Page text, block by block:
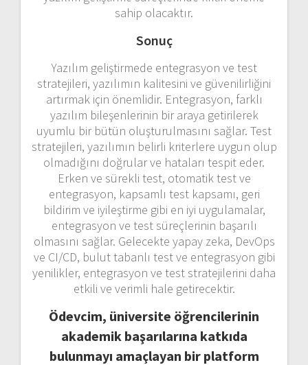
sahip olacaktır.
Sonuç
Yazılım geliştirmede entegrasyon ve test
stratejileri, yazılımın kalitesini ve güvenilirliğini
artırmak için önemlidir. Entegrasyon, farklı
yazılım bileşenlerinin bir araya getirilerek
uyumlu bir bütün oluşturulmasını sağlar. Test
stratejileri, yazılımın belirli kriterlere uygun olup
olmadığını doğrular ve hataları tespit eder.
Erken ve sürekli test, otomatik test ve
entegrasyon, kapsamlı test kapsamı, geri
bildirim ve iyileştirme gibi en iyi uygulamalar,
entegrasyon ve test süreçlerinin başarılı
olmasını sağlar. Gelecekte yapay zeka, DevOps
ve CI/CD, bulut tabanlı test ve entegrasyon gibi
yenilikler, entegrasyon ve test stratejilerini daha
etkili ve verimli hale getirecektir.
Ödevcim, üniversite öğrencilerinin
akademik başarılarına katkıda
bulunmayı amaçlayan bir platform